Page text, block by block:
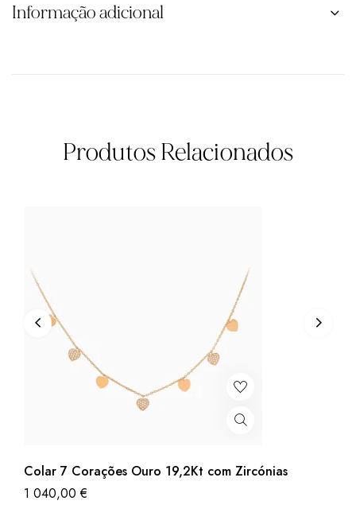
Informação adicional
Produtos Relacionados
Colar 7 Corações Ouro 19,2Kt com Zircónias
1 040,00€